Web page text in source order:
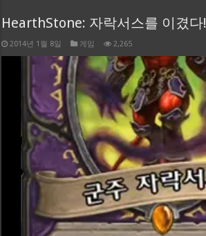
HearthStone: 자락서스를 이겼다!
2014년 1월 8일 게임 2,265